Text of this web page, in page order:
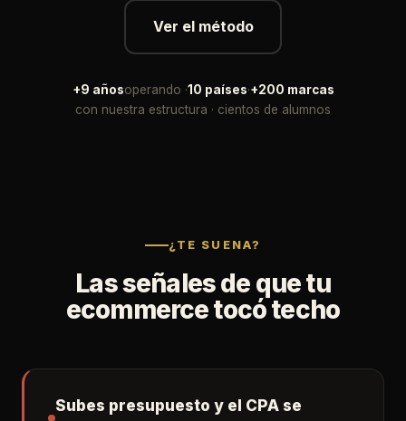
Ver el método
+9 añosoperando ·10 países·+200 marcas
con nuestra estructura · cientos de alumnos
¿TE SUENA?
Las señales de que tu
ecommerce tocó techo
Subes presupuesto y el CPA se